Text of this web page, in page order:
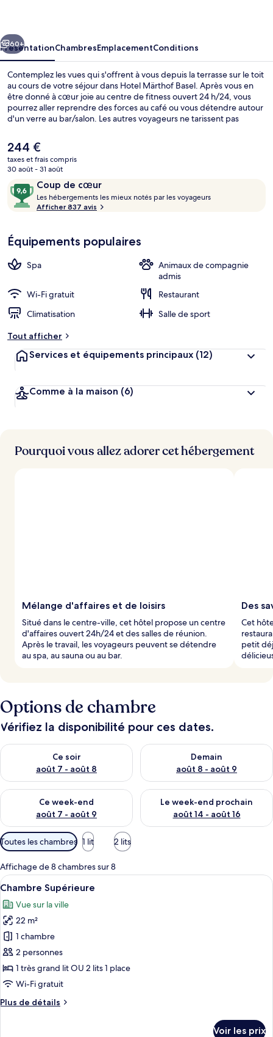
Suivant
60+
PrésentationChambresEmplacementConditions
Contemplez les vues qui s'offrent à vous depuis la terrasse sur le toit
au cours de votre séjour dans Hotel Märthof Basel. Après vous en
être donné à cœur joie au centre de fitness ouvert 24 h/24, vous
pourrez aller reprendre des forces au café ou vous détendre autour
d'un verre au bar/salon. Les autres voyageurs ne tarissent pas
présentation générale. Quelques minutes de marche seulement
séparent l'hébergement des transports publics : Arrêt de tram
Marktplatz est accessible en quelques foulées et Arrêt de tram
Universität se situe à 4 min à pied.
Le
prix
actuel
de
244 €.
244 €
taxes et frais compris
30 août - 31 août
Avis
voyageurs
Coup de cœur
9,6
sur
10,
cœur
Les hébergements les mieux notés par les voyageurs
b
t
l
e
u
s
v
s
Afficher 837 avis
Équipements populaires
Spa
Animaux de compagnie
admis
Wi-Fi gratuit
Restaurant
Climatisation
Salle de sport
Tout afficher
Services et équipements principaux (12)
Comme à la maison (6)
Pourquoi vous allez adorer cet hébergement
Mélange d'affaires et de loisirs
Situé dans le centre-ville, cet hôtel propose un centre
d'affaires ouvert 24h/24 et des salles de réunion.
Après le travail, les voyageurs peuvent se détendre
au spa, au sauna ou au bar.
Des
Cet
petit
Options de chambre
Vérifiez la disponibilité pour ces dates.
Ce soir
août 7 - août 8
Vérifier la disponibilité pour ce soir août 7 - août 8
Demain
août 8 - août 9
Vérifier la disponibilité pour
Ce week-end
août 7 - août 9
Vérifier la disponibilité pour ce week-end août 7 - août 9
Le week-end prochain
août 14 - août 16
Vérifier la disponibilité pour
Filtres
disponibles
pour
les
chambres
Toutes les chambres 1 lit 2 lits
Affichage de 8 chambres sur 8
Afficher
toutes
les
photos
pour
ce
type
de
chambre :
Chambre
Une chambre d’hôtel moderne
6
Chambre Supérieure
Vue sur la ville
22 m²
1 chambre
2 personnes
1 très grand lit OU 2 lits 1 place
Wi-Fi gratuit
Plus de détails
Plus
Voir les prix